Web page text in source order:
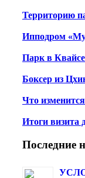
Территорию
Ипподром
Парк в
Боксер из
Что
Итоги визита
Последние